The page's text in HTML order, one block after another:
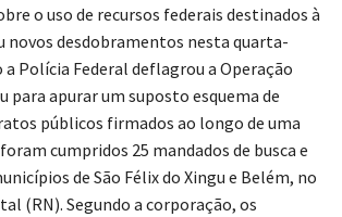
o uso de recursos federais destinados à
novos desdobramentos nesta quarta-
a Polícia Federal deflagrou a Operação
para apurar um suposto esquema de
públicos firmados ao longo de uma
cumpridos 25 mandados de busca e
de São Félix do Xingu e Belém, no
(RN). Segundo a corporação, os